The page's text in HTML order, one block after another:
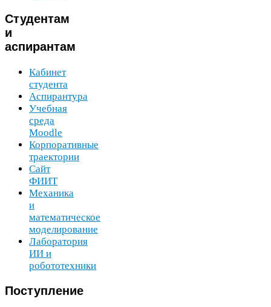
Студентам
и
аспирантам
Кабинет
студента
Аспирантура
Учебная
среда
Moodle
Корпоративные
траектории
Сайт
ФИИТ
Механика
и
математическое
моделирование
Лаборатория
ИИ и
робототехники
Поступление